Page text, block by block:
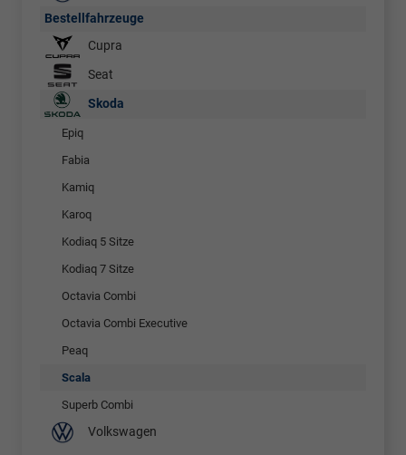
Bestellfahrzeuge
Cupra
Seat
Skoda
Epiq
Fabia
Kamiq
Karoq
Kodiaq 5 Sitze
Kodiaq 7 Sitze
Octavia Combi
Octavia Combi Executive
Peaq
Scala
Superb Combi
Volkswagen